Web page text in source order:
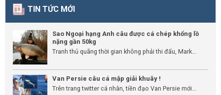
TIN TỨC MỚI
Sao Ngoại hạng Anh câu được cá chép khổng lồ
nặng gần 50kg
Tranh thủ quãng thời gian không phải thi đấu, Mark...
Van Persie câu cá mập giải khuây !
Trên trang twitter cá nhân, tiền đạo Van Persie mới...